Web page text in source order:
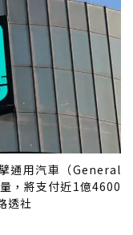
通用汽車（General
，將支付近1億4600
透社